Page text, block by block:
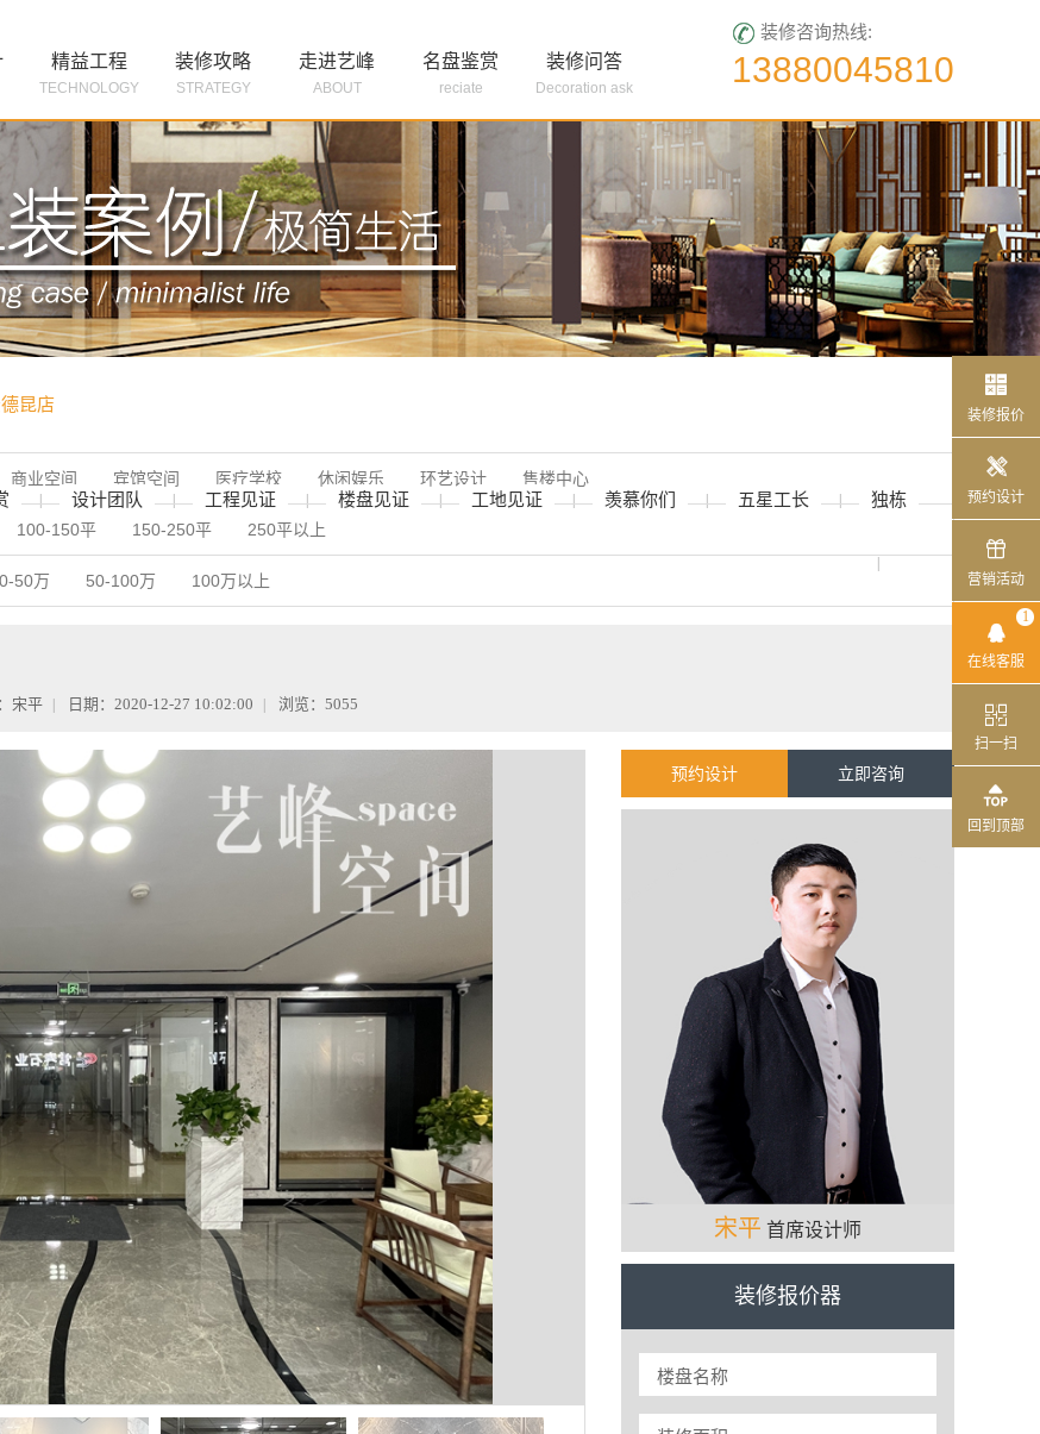
精益工程
TECHNOLOGY
装修攻略
STRATEGY
走进艺峰
ABOUT
名盘鉴赏
reciate
装修问答
Decoration ask
装修咨询热线:
13880045810
昆店
| 设计团队 | 工程见证 | 楼盘见证 | 工地见证 | 羡慕你们 | 五星工长 | 独栋
商业空间 宾馆空间 医疗学校 休闲娱乐 环艺设计 售楼中心
100-150平 150-250平 250平以上
50万 50-100万 100万以上
宋平 日期：2020-12-27 10:02:00 浏览：5055
预约设计 立即咨询
宋平 首席设计师
装修报价器

装修报价

预约设计

营销活动
1

在线客服

扫一扫

回到顶部
请准确提交手机号码，报价将通过短信发送至手机